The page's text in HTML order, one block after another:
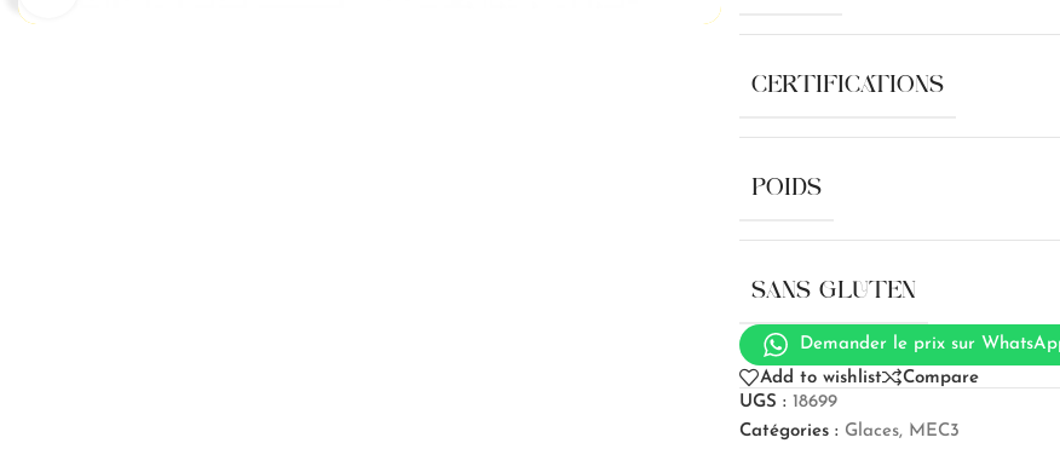
CERTIFICATIONS
POIDS
SANS GLUTEN
Demander le prix sur
Add to wishlist
Compare
UGS : 18699
Catégories : Glaces, MEC3